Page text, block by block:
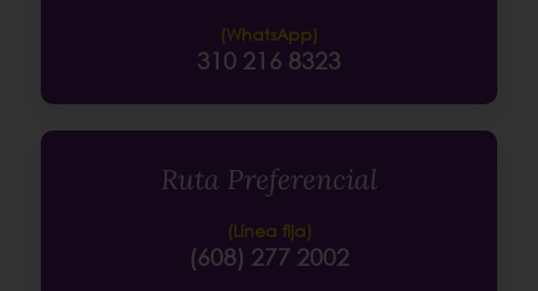
(WhatsApp)
310 216 8323
Ruta Preferencial
(Línea fija)
(608) 277 2002